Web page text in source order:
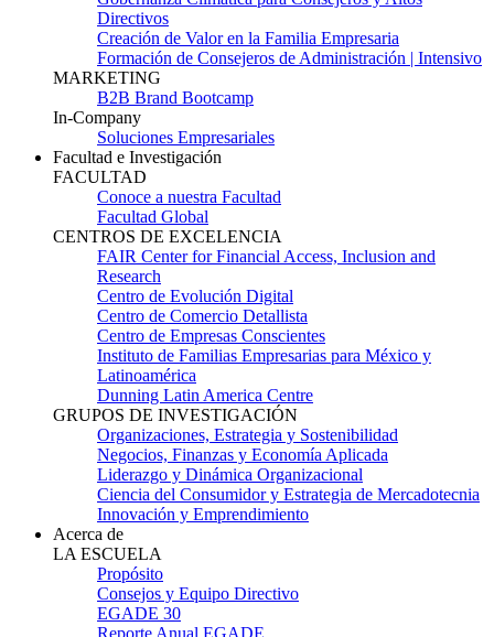
Directivos
Creación de Valor en la Familia Empresaria
Formación de Consejeros de Administración | Intensivo
MARKETING
B2B Brand Bootcamp
In-Company
Soluciones Empresariales
Facultad e Investigación
FACULTAD
Conoce a nuestra Facultad
Facultad Global
CENTROS DE EXCELENCIA
FAIR Center for Financial Access, Inclusion and
Research
Centro de Evolución Digital
Centro de Comercio Detallista
Centro de Empresas Conscientes
Instituto de Familias Empresarias para México y
Latinoamérica
Dunning Latin America Centre
GRUPOS DE INVESTIGACIÓN
Organizaciones, Estrategia y Sostenibilidad
Negocios, Finanzas y Economía Aplicada
Liderazgo y Dinámica Organizacional
Ciencia del Consumidor y Estrategia de Mercadotecnia
Innovación y Emprendimiento
Acerca de
LA ESCUELA
Propósito
Consejos y Equipo Directivo
EGADE 30
Reporte Anual EGADE